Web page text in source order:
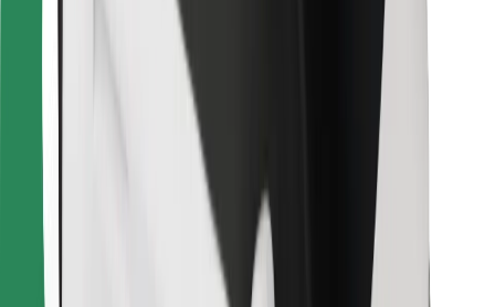
Proveedores
Términos y Condiciones
¡Conseguí un viaje en minutos!
Descargar la app de Bolt
Encontrá tu comida favorita
Descargar la app de Bolt Food